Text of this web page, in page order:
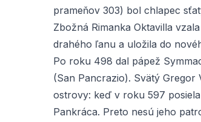
prameňov 303) bol chlapec
Zbožná Rimanka Oktavilla
drahého ľanu a uložila do
Po roku 498 dal pápež
(San Pancrazio). Svätý Gregor
ostrovy: keď v roku 597
Pankráca. Preto nesú jeho